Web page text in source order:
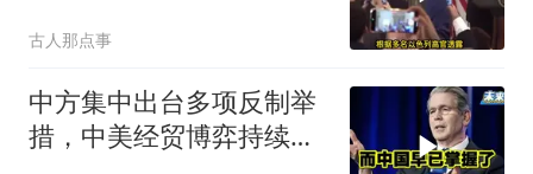
古人那点事
中方集中出台多项反制举
措，中美经贸博弈持续升